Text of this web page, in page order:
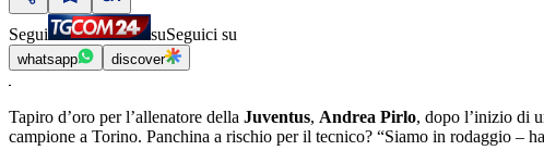
Segui suSeguici su
whatsapp discover
Tapiro d’oro per l’allenatore della Juventus, Andrea Pirlo, dopo l’inizio di
campione a Torino. Panchina a rischio per il tecnico? “Siamo in rodaggio –